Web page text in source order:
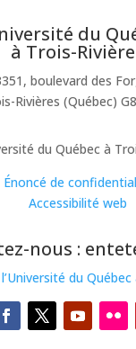
du
à Trois-
boulevard des
Rivières (Québec)
du Québec à
Énoncé de
Accessibilité web
nous :
l’Université du